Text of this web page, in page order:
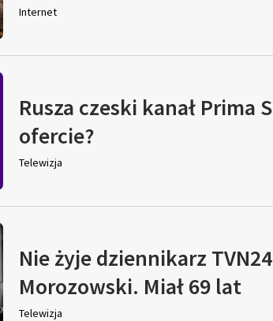
Internet
Rusza czeski kanał Prima
ofercie?
Telewizja
Nie żyje dziennikarz
Morozowski. Miał 69 lat
Telewizja